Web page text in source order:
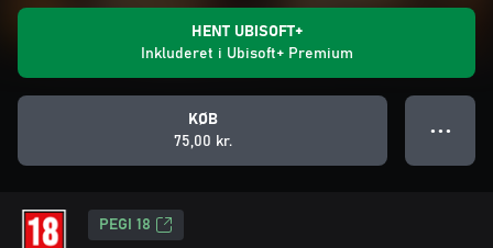
HENT UBISOFT+
Inkluderet i Ubisoft+ Premium
KØB
75,00 kr.
● ● ●
PEGI 18